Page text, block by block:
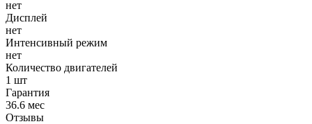
нет
Дисплей
нет
Интенсивный режим
нет
Количество двигателей
1 шт
Гарантия
36.6 мес
Отзывы